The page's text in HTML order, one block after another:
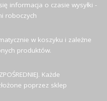
informacja o czasie wysyłki -
roboczych
w koszyku i zależne
produktów.
Każde
poprzez sklep